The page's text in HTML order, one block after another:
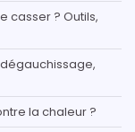
casser ? Outils,
la chaleur ?